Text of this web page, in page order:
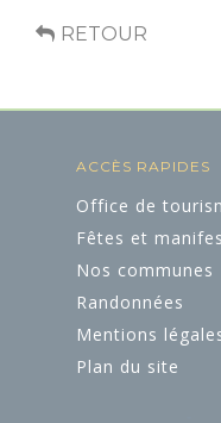
RETOUR
ACCÈS RAPIDES
Office de
Fêtes et
Nos communes
Randonnées
Mentions
Plan du site